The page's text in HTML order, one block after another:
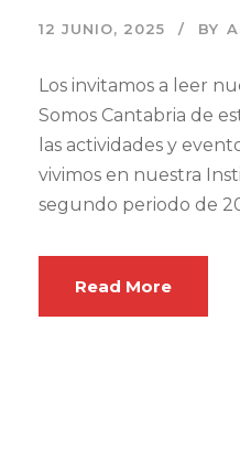
12 JUNIO, 2025 BY
Los invitamos a leer
Somos Cantabria de
las actividades y
vivimos en nuestra
segundo periodo de
Read More